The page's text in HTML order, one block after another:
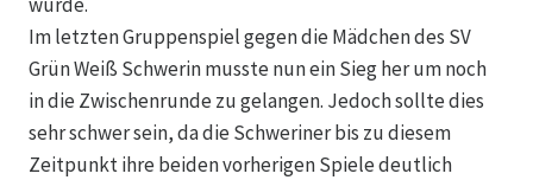
Im letzten Gruppenspiel gegen die Mädchen des SV
Grün Weiß Schwerin musste nun ein Sieg her um noch
in die Zwischenrunde zu gelangen. Jedoch sollte dies
sehr schwer sein, da die Schweriner bis zu diesem
Zeitpunkt ihre beiden vorherigen Spiele deutlich